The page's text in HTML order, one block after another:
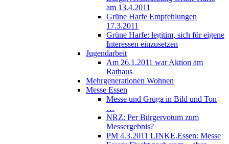
am 13.4.2011
Grüne Harfe Empfehlungen
17.3.2011
Grüne Harfe: legitim, sich für eigene
Interessen einzusetzen
Jugendarbeit
Am 26.1.2011 war Aktion am
Rathaus
Mehrgenerationen Wohnen
Messe Essen
Messe und Gruga in Bild und Ton
…
NRZ: Per Bürgervotum zum
Messergebnis?
PM 4.3.2011 LINKE.Essen: Messe